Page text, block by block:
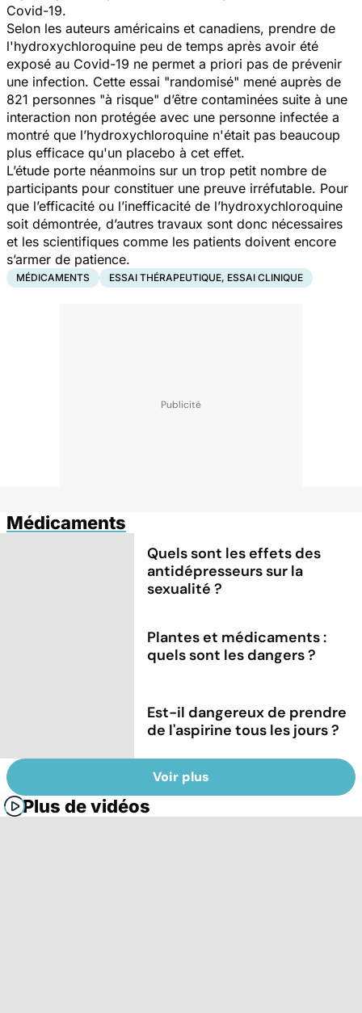
Covid-19.
Selon les auteurs américains et canadiens, prendre de
l'hydroxychloroquine peu de temps après avoir été
exposé au Covid-19 ne permet a priori pas de prévenir
une infection. Cette essai "randomisé" mené auprès de
821 personnes "à risque" d’être contaminées suite à une
interaction non protégée avec une personne infectée a
montré que l’hydroxychloroquine n'était pas beaucoup
plus efficace qu'un placebo à cet effet.
L’étude porte néanmoins sur un trop petit nombre de
participants pour constituer une preuve irréfutable. Pour
que l’efficacité ou l’inefficacité de l’hydroxychloroquine
soit démontrée, d’autres travaux sont donc nécessaires
et les scientifiques comme les patients doivent encore
s’armer de patience.
MÉDICAMENTS ESSAI THÉRAPEUTIQUE, ESSAI CLINIQUE
Médicaments
Quels sont les effets des
antidépresseurs sur la
sexualité ?
Plantes et médicaments :
quels sont les dangers ?
Est-il dangereux de prendre
de l'aspirine tous les jours ?
Voir plus
Plus de vidéos